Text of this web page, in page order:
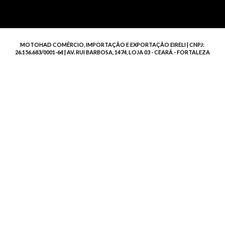
MOTOHAD COMÉRCIO, IMPORTAÇÃO E EXPORTAÇÃO EIRELI | CNPJ:
26.156.683/0001-64 | AV. RUI BARBOSA, 1474, LOJA 03 - CEARÁ - FORTALEZA